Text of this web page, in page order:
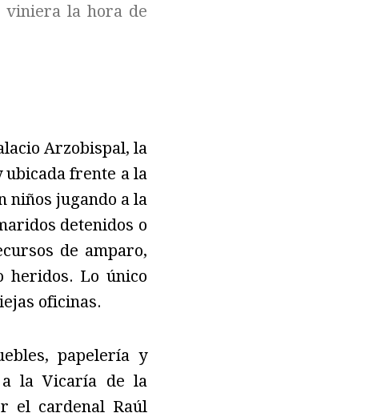
viniera la hora de
Arzobispal, la
ubicada frente a la
niños jugando a la
detenidos o
de amparo,
heridos. Lo único
oficinas.
papelería y
a la Vicaría de la
el cardenal Raúl